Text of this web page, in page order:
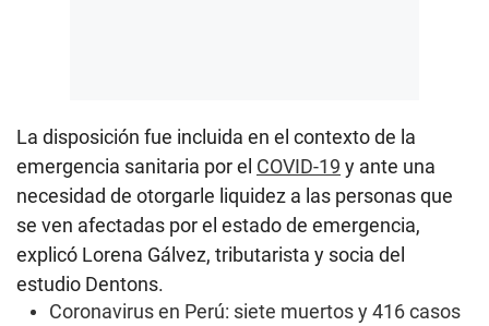
La disposición fue incluida en el contexto de la
emergencia sanitaria por el COVID-19 y ante una
necesidad de otorgarle liquidez a las personas que
se ven afectadas por el estado de emergencia,
explicó Lorena Gálvez, tributarista y socia del
estudio Dentons.
Coronavirus en Perú: siete muertos y 416 casos